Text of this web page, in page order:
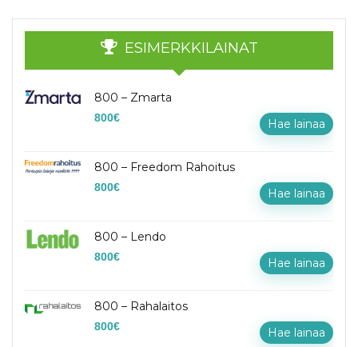
ESIMERKKILAINAT
800 – Zmarta
800€ Hae lainaa
800 – Freedom Rahoitus
800€ Hae lainaa
800 – Lendo
800€ Hae lainaa
800 – Rahalaitos
800€ Hae lainaa